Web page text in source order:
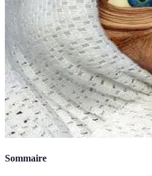
Sommaire